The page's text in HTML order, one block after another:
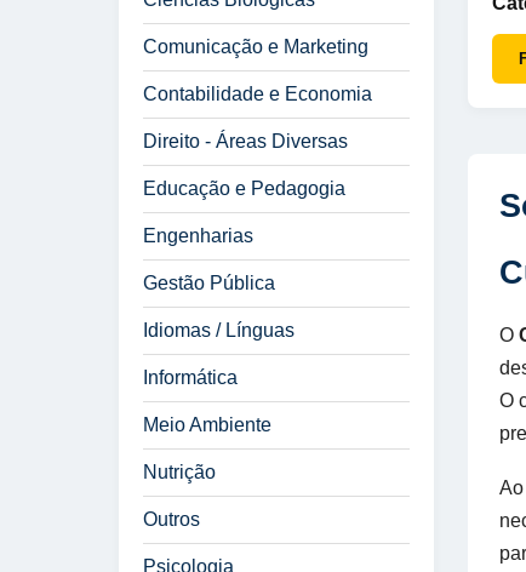
Comunicação e Marketing
Contabilidade e Economia
Direito - Áreas Diversas
Educação e Pedagogia
Engenharias
Gestão Pública
Idiomas / Línguas
Informática
Meio Ambiente
Nutrição
Outros
Psicologia
O
O